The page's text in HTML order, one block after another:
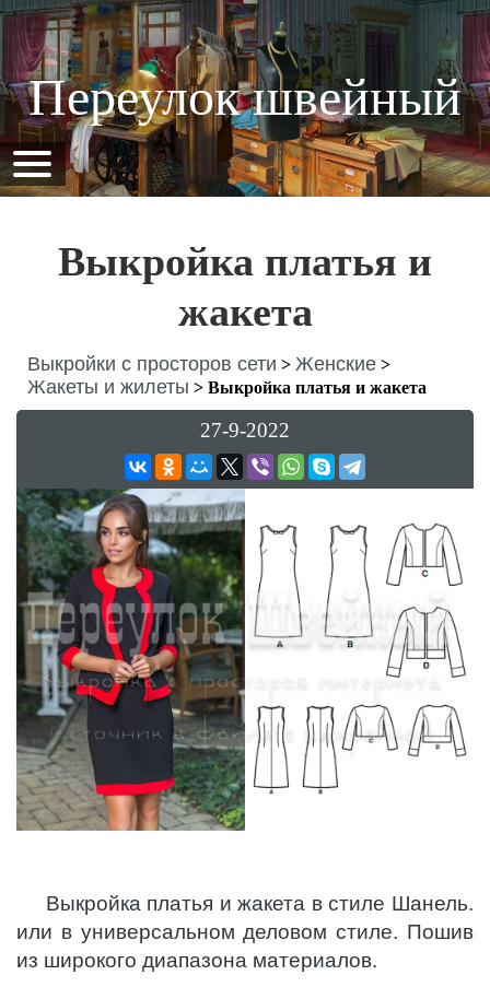
Переулок швейный
Выкройка платья и
жакета
Выкройки с просторов сети > Женские >
Жакеты и жилеты > Выкройка платья и жакета
27-9-2022
Выкройка платья и жакета в стиле Шанель.
или в универсальном деловом стиле. Пошив
из широкого диапазона материалов.